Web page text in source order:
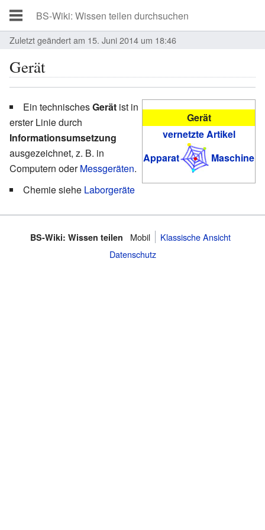
Zuletzt geändert am 15. Juni 2014 um 18:46
Gerät
Gerät
vernetzte Artikel
Apparat
Maschine
Ein technischesGerät ist in
erster Linie durch
Informationsumsetzung
ausgezeichnet, z. B. in
Computern oderMessgeräten.
Chemie siehe Laborgeräte
BS-Wiki: Wissen teilen Mobil
Klassische Ansicht
Datenschutz